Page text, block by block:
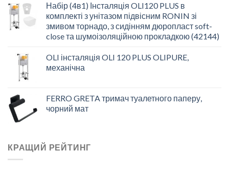
Набір (4в1) Інсталяція OLI120 PLUS в
комплекті з унітазом підвісним RONIN зі
змивом торнадо, з сидінням дюропласт soft-
close та шумоізоляційною прокладкою (42144)
OLI інсталяція OLI 120 PLUS OLIPURE,
механічна
FERRO GRETA тримач туалетного паперу,
чорний мат
КРАЩИЙ РЕЙТИНГ